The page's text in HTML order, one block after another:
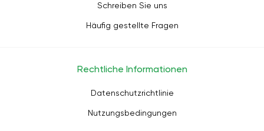
Schreiben Sie uns
Häufig gestellte Fragen
Rechtliche Informationen
Datenschutzrichtlinie
Nutzungsbedingungen